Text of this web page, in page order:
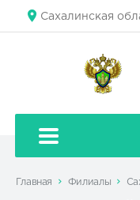
Сахалинская
Главная Филиалы